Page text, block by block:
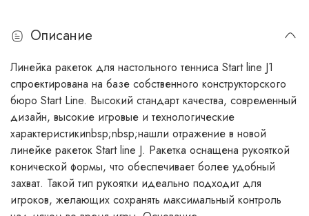
Описание
Линейка ракеток для настольного тенниса Start line J1
спроектирована на базе собственного конструкторского
бюро Start Line. Высокий стандарт качества, современный
дизайн, высокие игровые и технологические
характеристикиnbsp;nbsp;нашли отражение в новой
линейке ракеток Start line J. Ракетка оснащена рукояткой
конической формы, что обеспечивает более удобный
захват. Такой тип рукоятки идеально подходит для
игроков, желающих сохранять максимальный контроль